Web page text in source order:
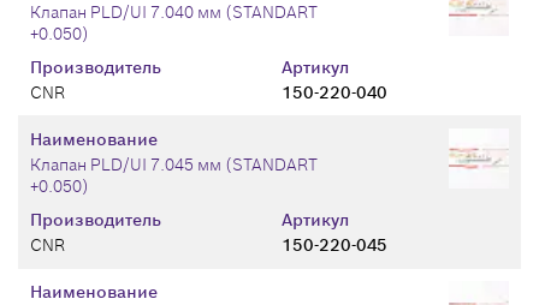
Производитель
CNR
Артикул
150-220-040
Клапан PLD/UI 7.040 мм (STANDART
+0.050)
Производитель
CNR
Артикул
150-220-045
Наименование
Клапан PLD/UI 7.045 мм (STANDART
+0.050)
Наименование